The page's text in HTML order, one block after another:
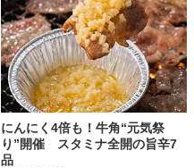
にんにく4倍も！牛角“元気祭
り”開催 スタミナ全開の旨辛7
品